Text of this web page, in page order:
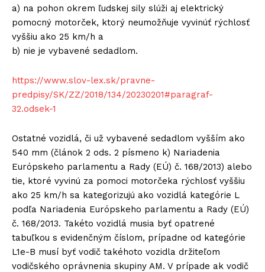
a) na pohon okrem ľudskej sily slúži aj elektrický
pomocný motorček, ktorý neumožňuje vyvinúť rýchlosť
vyššiu ako 25 km/h a
b) nie je vybavené sedadlom.
https://www.slov-lex.sk/pravne-
predpisy/SK/ZZ/2018/134/20230201#paragraf-
32.odsek-1
Ostatné vozidlá, či už vybavené sedadlom vyšším ako
540 mm (článok 2 ods. 2 písmeno k) Nariadenia
Európskeho parlamentu a Rady (EÚ) č. 168/2013) alebo
tie, ktoré vyvinú za pomoci motorčeka rýchlosť vyššiu
ako 25 km/h sa kategorizujú ako vozidlá kategórie L
podľa Nariadenia Európskeho parlamentu a Rady (EÚ)
č. 168/2013. Takéto vozidlá musia byť opatrené
tabuľkou s evidenčným číslom, prípadne od kategórie
L1e-B musí byť vodič takéhoto vozidla držiteľom
vodičského oprávnenia skupiny AM. V prípade ak vodič